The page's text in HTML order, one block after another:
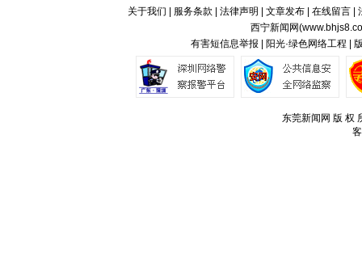
关于我们 服务条款 法律声明 文章发布| 在线留言|
西宁新闻网(
有害短信息举报 | 阳光·绿色网络工程 |
东莞新闻网 版 权